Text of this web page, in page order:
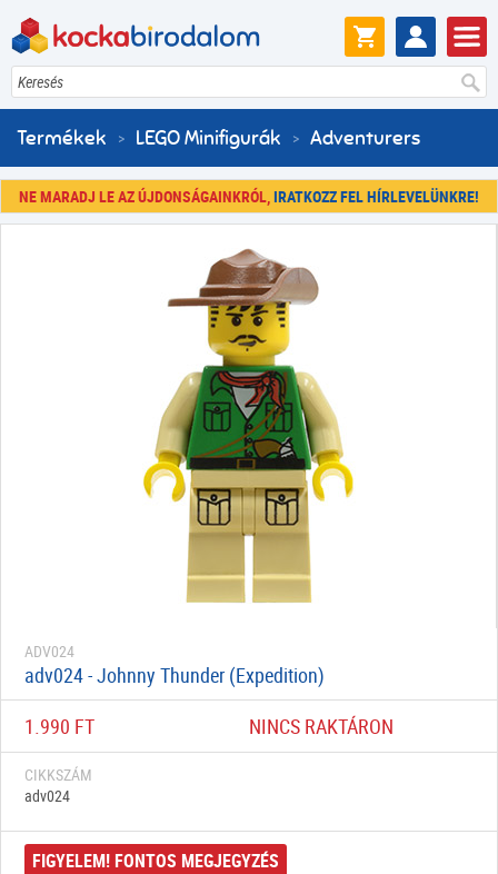
Keresés
Termékek LEGO Minifigurák Adventurers
NE MARADJ LE AZ ÚJDONSÁGAINKRÓL, IRATKOZZ FEL HÍRLEVELÜNKRE!
ADV024
adv024 - Johnny Thunder (Expedition)
1.990 FT
NINCS RAKTÁRON
CIKKSZÁM
adv024
FIGYELEM! FONTOS MEGJEGYZÉS